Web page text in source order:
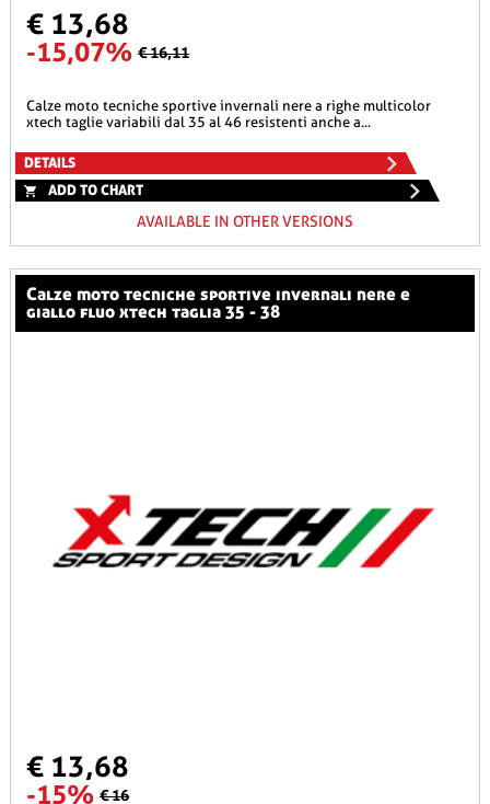
€ 13,68
-15,07% € 16,11
calze moto tecniche sportive invernali nere a righe multicolor
xtech taglie variabili dal 35 al 46 resistenti anche a...
DETAILS
ADD TO CHART
AVAILABLE IN OTHER VERSIONS
calze moto tecniche sportive invernali nere e
giallo fluo xtech taglia 35 - 38
€ 13,68
-15% € 16